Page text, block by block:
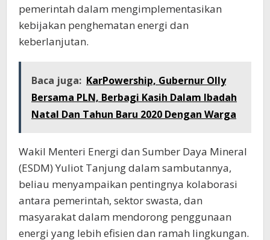
pemerintah dalam mengimplementasikan
kebijakan penghematan energi dan
keberlanjutan.
Baca juga: KarPowership, Gubernur Olly
Bersama PLN, Berbagi Kasih Dalam Ibadah
Natal Dan Tahun Baru 2020 Dengan Warga
Wakil Menteri Energi dan Sumber Daya Mineral
(ESDM) Yuliot Tanjung dalam sambutannya,
beliau menyampaikan pentingnya kolaborasi
antara pemerintah, sektor swasta, dan
masyarakat dalam mendorong penggunaan
energi yang lebih efisien dan ramah lingkungan.